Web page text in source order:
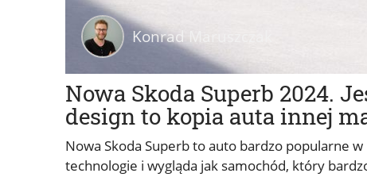
Nowa Skoda Superb 2024.
design to kopia auta innej
Konrad Maruszczak
Nowa Skoda Superb to auto bardzo popularne
technologie i wygląda jak samochód, który